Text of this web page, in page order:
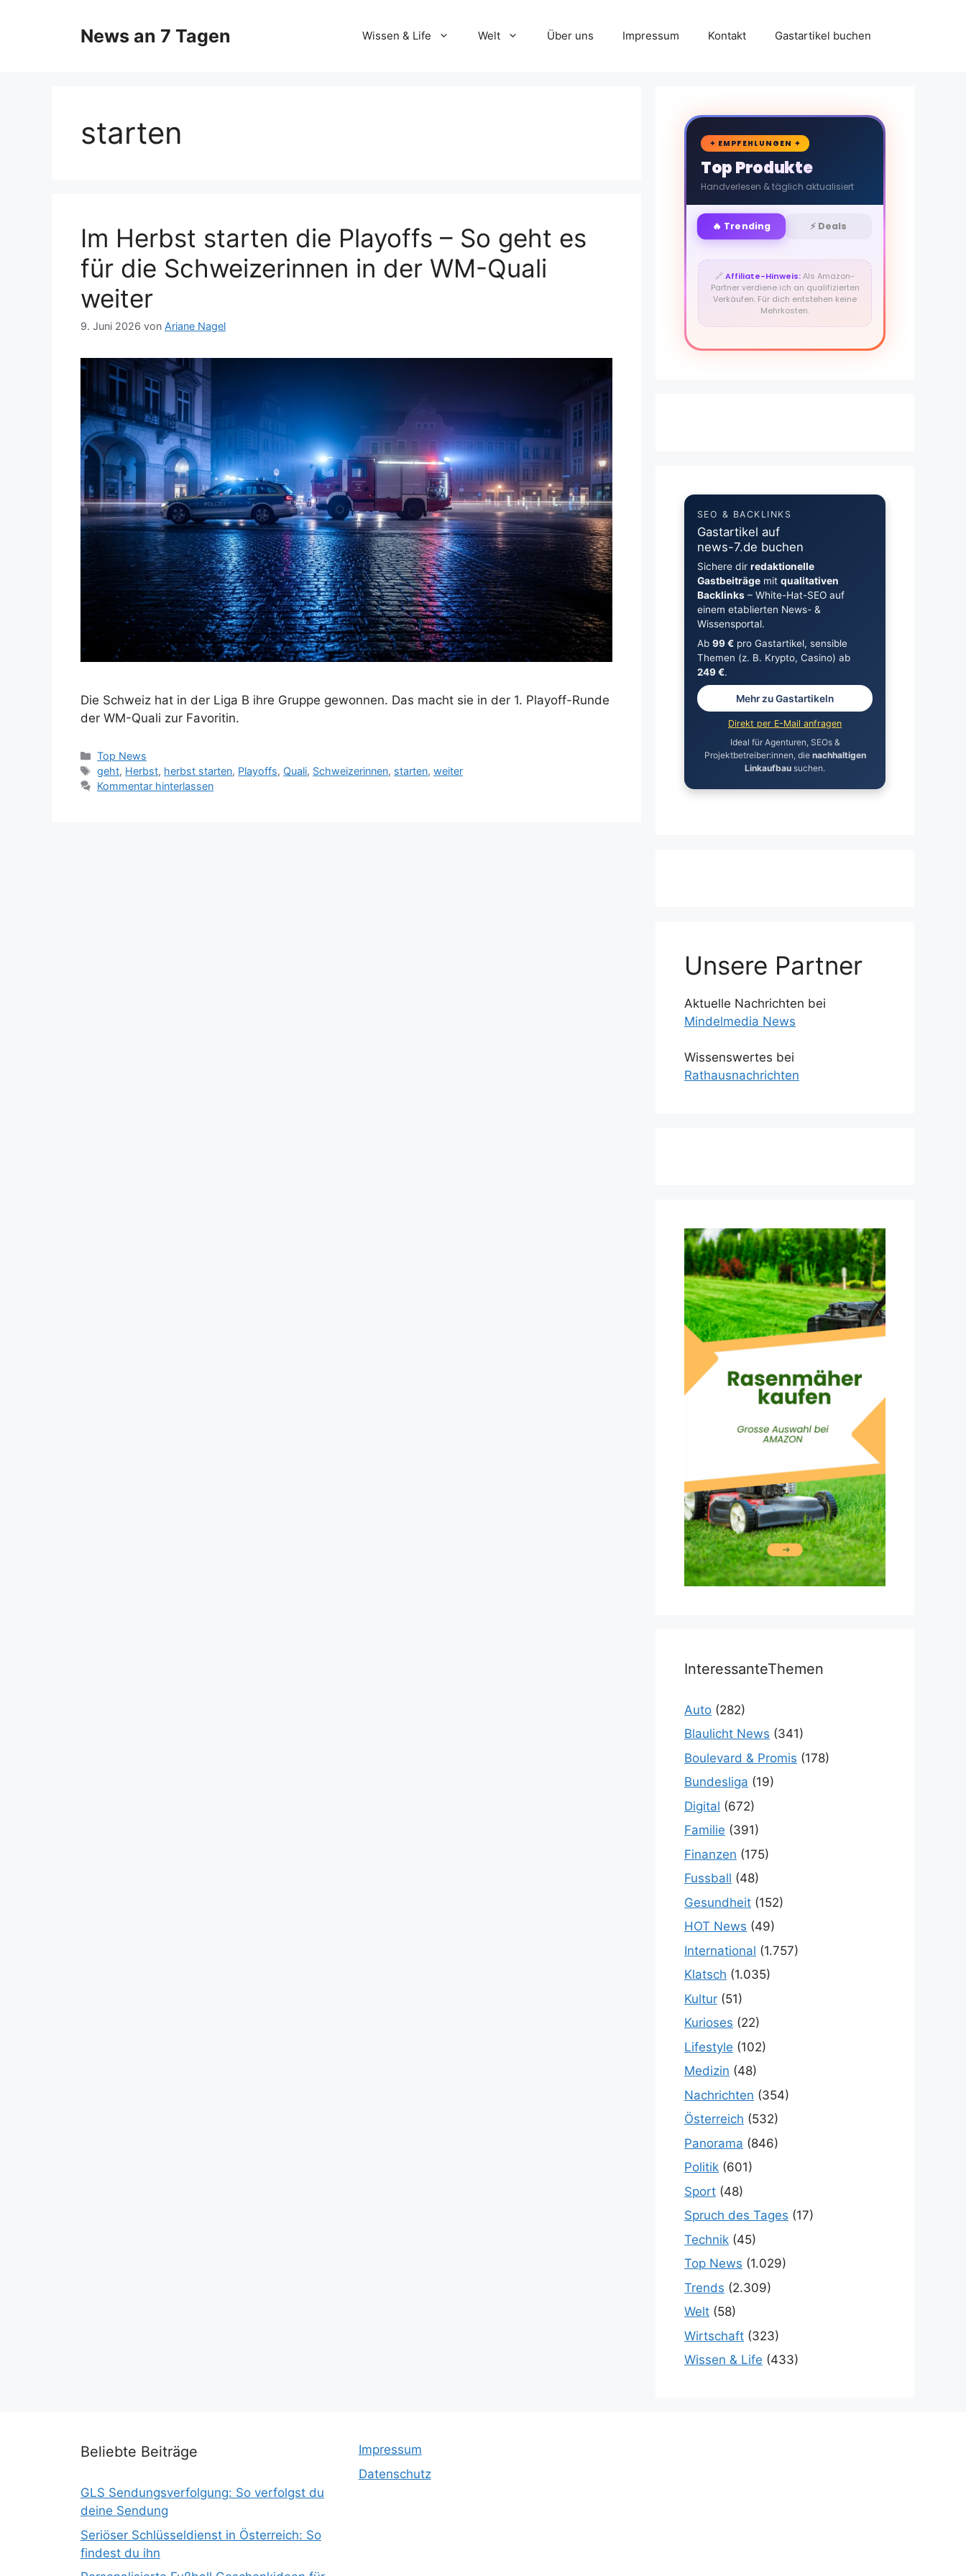
News an 7 Tagen Wissen & Life Welt Über uns Impressum Kontakt Gastartikel buchen
starten
Im Herbst starten die Playoffs – So geht es
für die Schweizerinnen in der WM-Quali
weiter
9. Juni 2026 von Ariane Nagel
Die Schweiz hat in der Liga B ihre Gruppe gewonnen. Das macht sie in der 1. Playoff-Runde
der WM-Quali zur Favoritin.
Kategorien
Top News
Schlagwörter
geht, Herbst, herbst starten, Playoffs, Quali, Schweizerinnen, starten,weiter
Kommentar hinterlassen
🛒
✦ EMPFEHLUNGEN ✦
Top Produkte
Handverlesen & täglich aktualisiert
🔥 Trending ⚡ Deals
🔗Affiliate-Hinweis:Als Amazon-
Partner verdiene ich an qualifizierten
Verkäufen. Für dich entstehen keine
Mehrkosten.
SEO & BACKLINKS
Gastartikel auf
news-7.de buchen
Sichere dir redaktionelle
Gastbeiträgemit qualitativen
Backlinks– White-Hat-SEO auf
einem etablierten News- &
Wissensportal.
Ab 99 €pro Gastartikel, sensible
Themen (z. B. Krypto, Casino) ab
249 €.
Mehr zu Gastartikeln
Direkt per E-Mail anfragen
Ideal für Agenturen, SEOs &
Projektbetreiber:innen, die nachhaltigen
Linkaufbau suchen.
Unsere Partner
Aktuelle Nachrichten bei
Mindelmedia News
Wissenswertes bei
Rathausnachrichten
InteressanteThemen
Auto (282)
Blaulicht News (341)
Boulevard & Promis (178)
Bundesliga (19)
Digital (672)
Familie (391)
Finanzen (175)
Fussball (48)
Gesundheit (152)
HOT News (49)
International (1.757)
Klatsch (1.035)
Kultur (51)
Kurioses (22)
Lifestyle (102)
Medizin (48)
Nachrichten (354)
Österreich (532)
Panorama (846)
Politik (601)
Sport (48)
Spruch des Tages (17)
Technik (45)
Top News (1.029)
Trends (2.309)
Welt (58)
Wirtschaft (323)
Wissen & Life (433)
Beliebte Beiträge
GLS Sendungsverfolgung: So verfolgst du
deine Sendung
Seriöser Schlüsseldienst in Österreich: So
findest du ihn
Impressum
Datenschutz